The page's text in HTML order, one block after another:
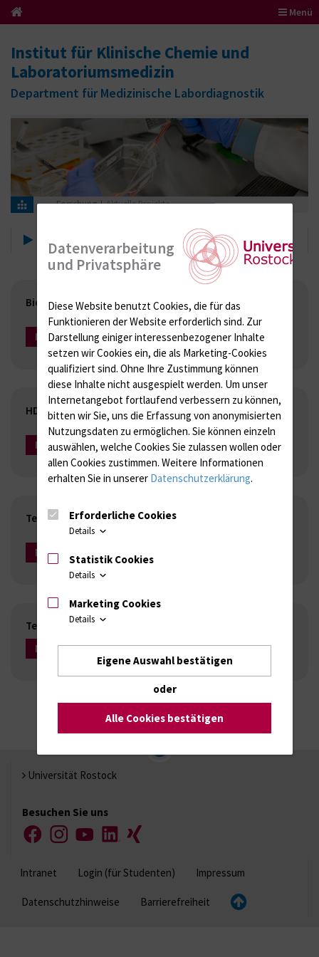
Menü
Institut für Klinische Chemie und
Laboratoriumsmedizin
Department für Medizinische Labordiagnostik
Forschung Aktuelle Projekte
Aktuelle Projekte
Bioinformatische Genomforschung
Mehr Infos
HDL und Altern
Mehr Infos
Telomer-Positions-Effekt (TPE-OLD)
Mehr Infos
Telomere und Tumorsuppressor-Mechanismen
Mehr Infos
Universität Rostock
Besuchen Sie uns
FacebookInstagramYouTubeLinkedIn
Xing
Intranet Login (für Studenten) Impressum
Datenschutzhinweise Barrierefreiheit
Datenverarbeitung
und Privatsphäre
Diese Website benutzt Cookies, die für das
Funktionieren der Website erforderlich sind. Zur
Darstellung einiger interessenbezogener Inhalte
setzen wir Cookies ein, die als Marketing-Cookies
qualifiziert sind. Ohne Ihre Zustimmung können
diese Inhalte nicht ausgespielt werden. Um unser
Internetangebot fortlaufend verbessern zu können,
bitten wir Sie, uns die Erfassung von anonymisierten
Nutzungsdaten zu ermöglichen. Sie können einzeln
auswählen, welche Cookies Sie zulassen wollen oder
allen Cookies zustimmen. Weitere Informationen
erhalten Sie in unserer Datenschutzerklärung.
Erforderliche Cookies
Details
Statistik Cookies
Details
Marketing Cookies
Details
Eigene Auswahl bestätigen
oder
Alle Cookies bestätigen